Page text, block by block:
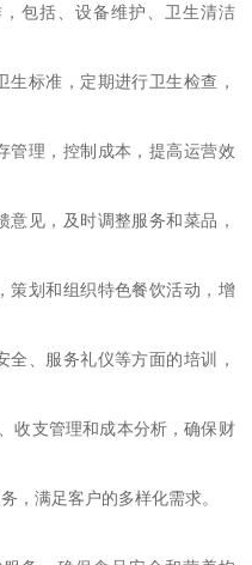
包括、设备维护、卫生清洁
标准，定期进行卫生检查，
管理，控制成本，提高运营效
见，及时调整服务和菜品，
策划和组织特色餐饮活动，增
、服务礼仪等方面的培训，
收支管理和成本分析，确保财
，满足客户的多样化需求。